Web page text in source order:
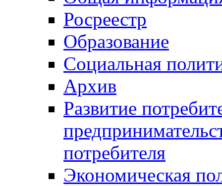
Росреестр
Образование
Социальная
Архив
Развитие
потребителя
Экономическая